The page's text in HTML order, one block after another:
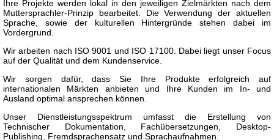
Ihre Projekte werden lokal in den jeweiligen Zielmärkten nach dem
Muttersprachler-Prinzip bearbeitet. Die Verwendung der aktuellen
Sprache, sowie der kulturellen Hintergründe stehen dabei im
Vordergrund.
Wir arbeiten nach ISO 9001 und ISO 17100. Dabei liegt unser Focus
auf der Qualität und dem Kundenservice.
Wir sorgen dafür, dass Sie Ihre Produkte erfolgreich auf
internationalen Märkten anbieten und Ihre Kunden im In- und
Ausland optimal ansprechen können.
Unser Dienstleistungsspektrum umfasst die Erstellung von
Technischer Dokumentation, Fachübersetzungen, Desktop-
Publishing, Fremdsprachensatz und Sprachaufnahmen.